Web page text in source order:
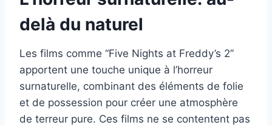
delà du naturel
Les films comme “Five Nights at Freddy’s 2”
apportent une touche unique à l’horreur
surnaturelle, combinant des éléments de folie
et de possession pour créer une atmosphère
de terreur pure. Ces films ne se contentent pas